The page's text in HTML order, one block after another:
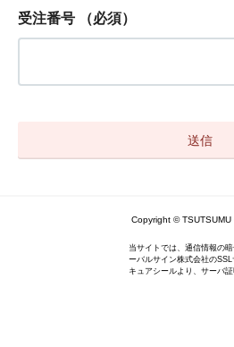
受注番号 （必須）
Copyright © TSUTSUMU
当サイトでは、通信情報の
ーバルサイン株式会社の
キュアシールより、サーバ